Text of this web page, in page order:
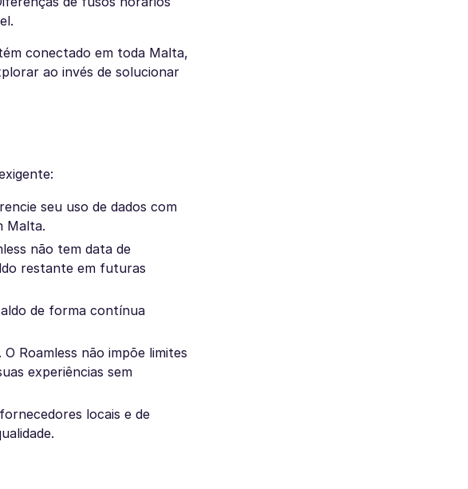
conectado em toda Malta,
ao invés de solucionar
seu uso de dados com
Malta.
não tem data de
restante em futuras
de forma contínua
Roamless não impõe limites
experiências sem
locais e de